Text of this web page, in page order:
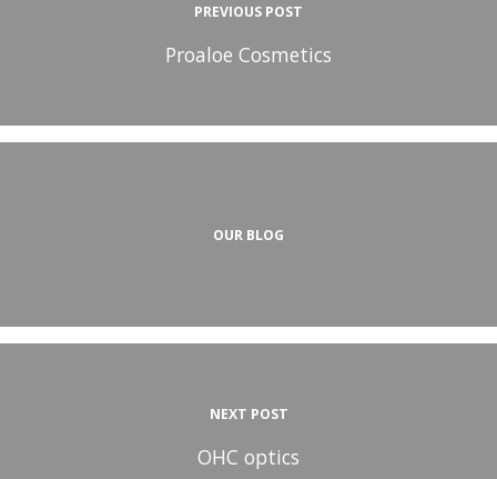
PREVIOUS POST
Proaloe Cosmetics
OUR BLOG
NEXT POST
OHC optics